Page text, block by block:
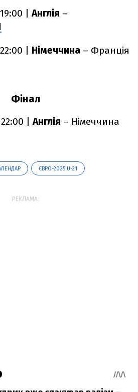
|Англія –
| Німеччина – Франція
Фінал
|Англія – Німеччина
ЄВРО-2025 U-21
РЕКЛАМА: